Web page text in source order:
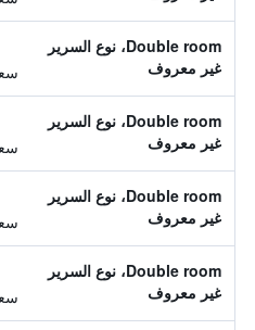
Double room، نوع السرير
غير معروف
Double room، نوع السرير
غير معروف
Double room، نوع السرير
غير معروف
Double room، نوع السرير
غير معروف